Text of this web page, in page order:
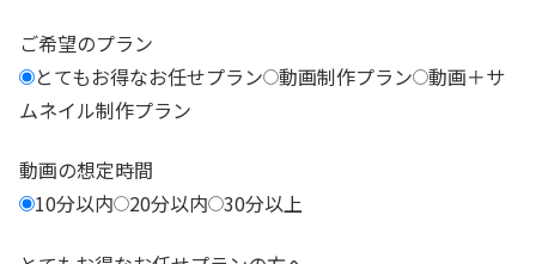
ご希望のプラン
とてもお得なお任せプラン 動画制作プラン 動画＋サ
ムネイル制作プラン
動画の想定時間
10分以内
20分以内 30分以上